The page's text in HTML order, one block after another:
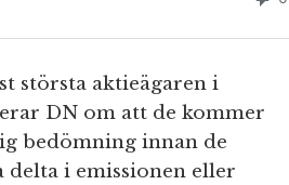
största aktieägaren i
DN om att de kommer
bedömning innan de
delta i emissionen eller